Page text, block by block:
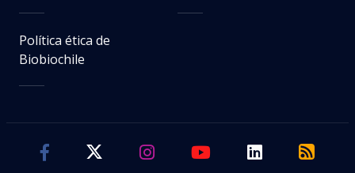
Política ética de
Biobiochile